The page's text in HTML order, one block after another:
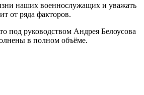
наших военнослужащих и уважать
от ряда факторов.
под руководством Андрея Белоусова
в полном объёме.